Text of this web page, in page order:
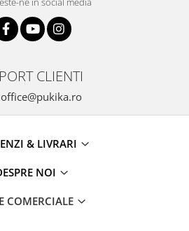
CLIENTI
office@pukika.ro
& LIVRARI
NOI
COMERCIALE